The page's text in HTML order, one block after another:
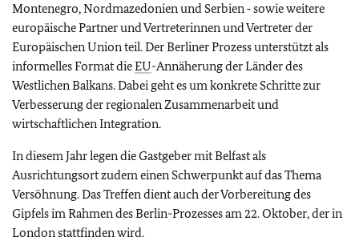
Montenegro, Nordmazedonien und Serbien ‑ sowie weitere
europäische Partner und Vertreterinnen und Vertreter der
Europäischen Union teil. Der Berliner Prozess unterstützt als
informelles Format dieEU-Annäherung der Länder des
Westlichen Balkans. Dabei geht es um konkrete Schritte zur
Verbesserung der regionalen Zusammenarbeit und
wirtschaftlichen Integration.
In diesem Jahr legen die Gastgeber mit Belfast als
Ausrichtungsort zudem einen Schwerpunkt auf das Thema
Versöhnung. Das Treffen dient auch der Vorbereitung des
Gipfels im Rahmen des Berlin-Prozesses am 22. Oktober, der in
London stattfinden wird.